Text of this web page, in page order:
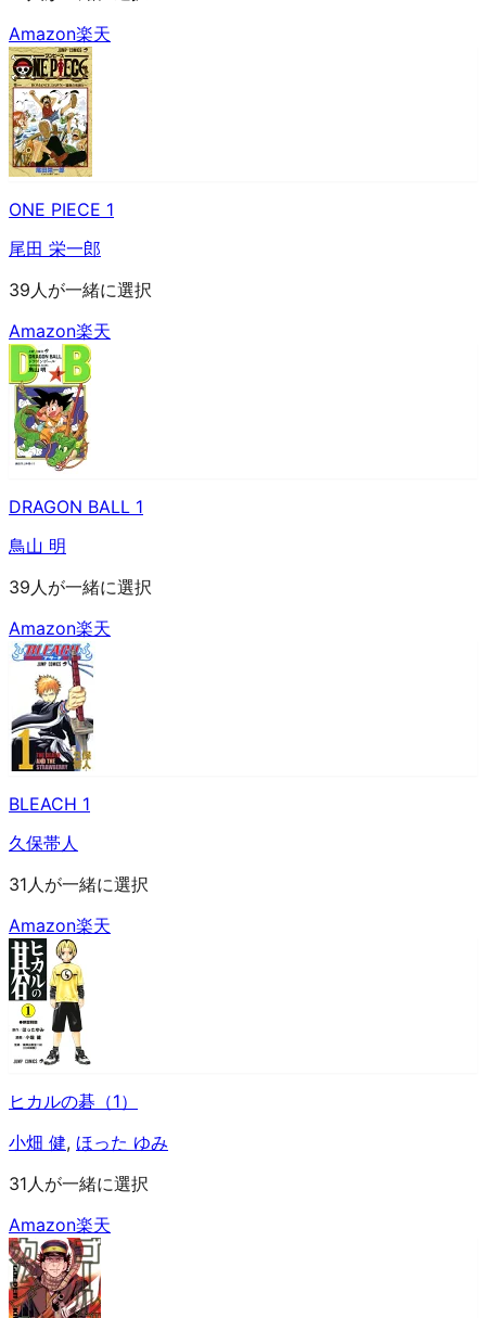
Amazon楽天
ONE PIECE 1
尾田 栄一郎
39人が一緒に選択
Amazon楽天
DRAGON BALL 1
鳥山 明
39人が一緒に選択
Amazon楽天
BLEACH 1
久保帯人
31人が一緒に選択
Amazon楽天
ヒカルの碁（1）
小畑 健, ほった ゆみ
31人が一緒に選択
Amazon楽天